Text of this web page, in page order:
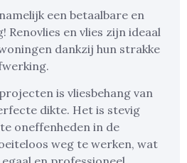
een betaalbare en
Renovlies en vlies zijn ideaal
dankzij hun strakke
is vliesbehang van
dikte. Het is stevig
oneffenheden in de
weg te werken, wat